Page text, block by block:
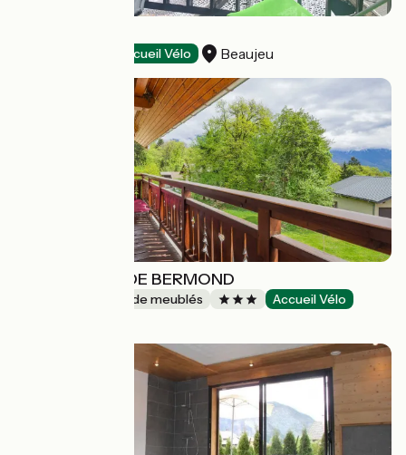
Accueil Vélo Beaujeu
LES VERGERS DE BERMOND
Gîtes et locations de meublés Accueil Vélo